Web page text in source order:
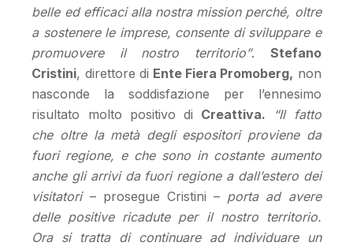
belle ed efficaci alla nostra mission perché, oltre
a sostenere le imprese, consente di sviluppare e
promuovere il nostro territorio”. Stefano
Cristini, direttore di Ente Fiera Promoberg, non
nasconde la soddisfazione per l’ennesimo
risultato molto positivo di Creattiva.
“Il fatto
che oltre la metà degli espositori proviene da
fuori regione, e che sono in costante aumento
anche gli arrivi da fuori regione a dall’estero dei
visitatori– prosegue Cristini – porta ad avere
delle positive ricadute per il nostro territorio.
Ora si tratta di continuare ad individuare un